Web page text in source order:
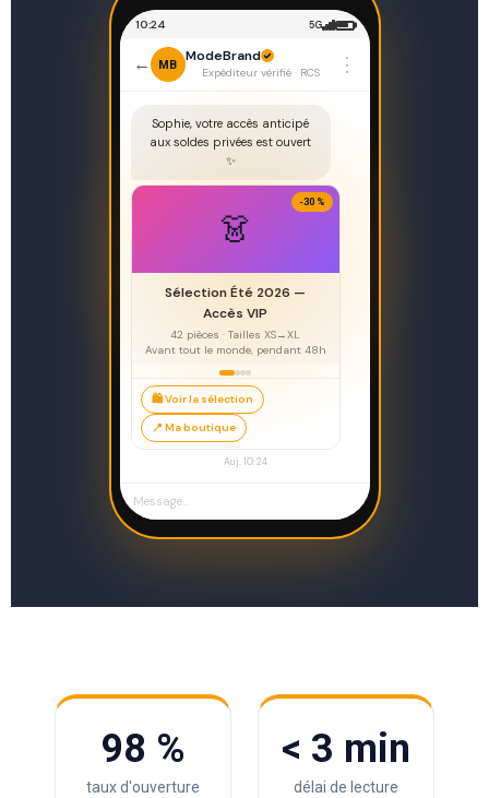
10:24 5G
← MB
ModeBrand
Expéditeur vérifié · RCS ⋮
Sophie, votre accès anticipé
aux soldes privées est ouvert
✨
👗
-30 %
Sélection Été 2026 —
Accès VIP
42 pièces · Tailles XS→XL
Avant tout le monde, pendant 48h
🛍️ Voir la sélection
📍 Ma boutique
Auj. 10:24
98 %
taux d'ouverture
< 3 min
délai de lecture